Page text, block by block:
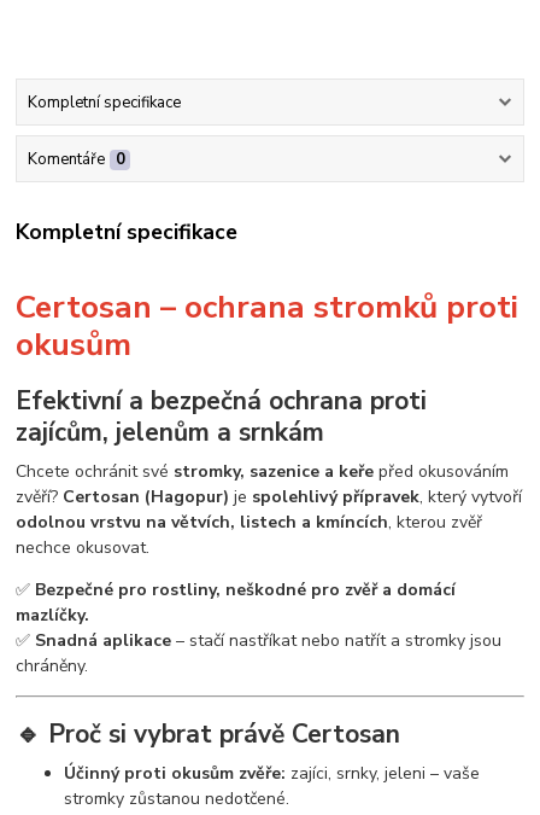
Kompletní specifikace
Komentáře 0
Kompletní specifikace
Certosan – ochrana stromků proti
okusům
Efektivní a bezpečná ochrana proti
zajícům, jelenům a srnkám
Chcete ochránit své stromky, sazenice a keře před okusováním
zvěří? Certosan (Hagopur) je spolehlivý přípravek, který vytvoří
odolnou vrstvu na větvích, listech a kmíncích, kterou zvěř
nechce okusovat.
✅ Bezpečné pro rostliny, neškodné pro zvěř a domácí
mazlíčky.
✅ Snadná aplikace – stačí nastříkat nebo natřít a stromky jsou
chráněny.
🔹 Proč si vybrat právě Certosan
Účinný proti okusům zvěře: zajíci, srnky, jeleni – vaše
stromky zůstanou nedotčené.